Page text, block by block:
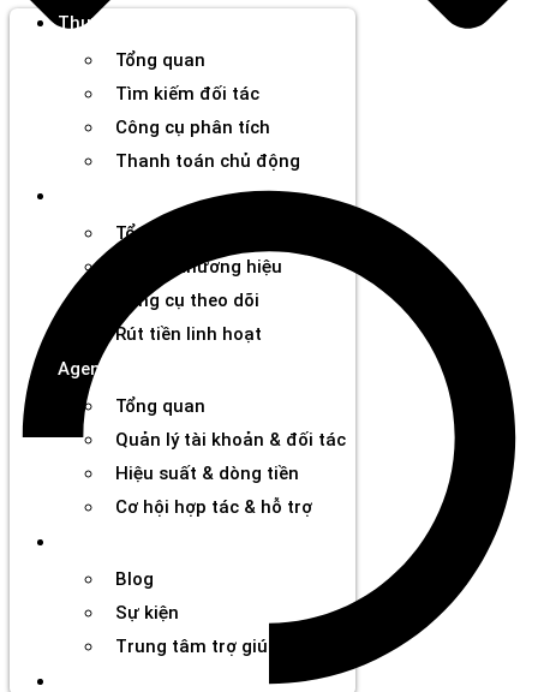
Thương hiệu
Tổng quan
Tìm kiếm đối tác
Công cụ phân tích
Thanh toán chủ động
Tổng quan
Kết nối thương hiệu
Công cụ theo dõi
Rút tiền linh hoạt
Agency
Tổng quan
Quản lý tài khoản & đối tác
Hiệu suất & dòng tiền
Cơ hội hợp tác & hỗ trợ
Blog
Sự kiện
Trung tâm trợ giúp